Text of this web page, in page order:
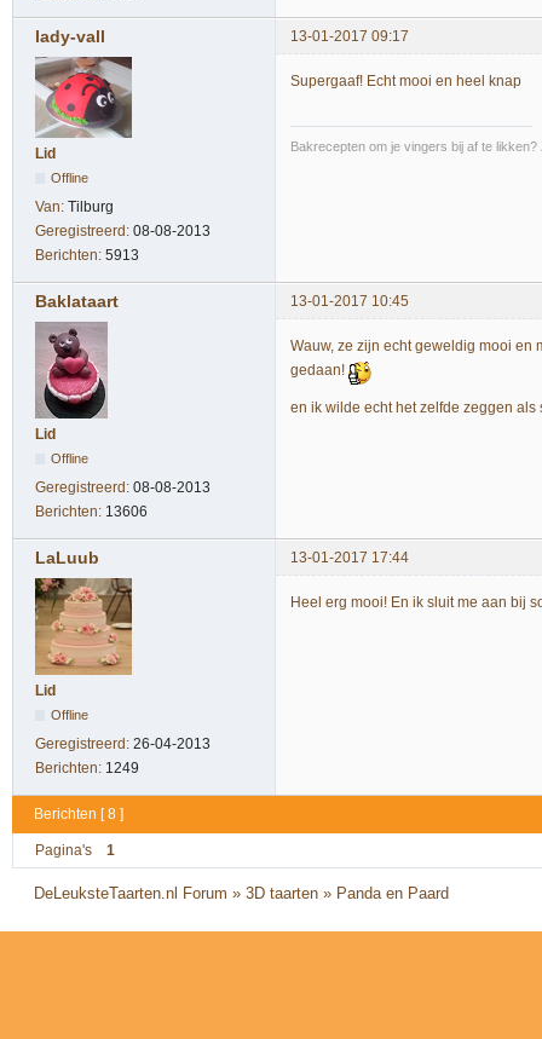
lady-vall 13-01-2017 09:17
Lid
Offline
Van: Tilburg
Geregistreerd: 08-08-2013
Berichten: 5913
Supergaaf! Echt mooi en heel knap
Bakrecepten om je vingers bij af te
Baklataart 13-01-2017 10:45
Lid
Offline
Geregistreerd: 08-08-2013
Berichten: 13606
Wauw, ze zijn echt geweldig mooi en
gedaan!
en ik wilde echt het zelfde zeggen
LaLuub 13-01-2017 17:44
Lid
Offline
Geregistreerd: 26-04-2013
Berichten: 1249
Heel erg mooi! En ik sluit me aan bij
Berichten [ 8 ]
Pagina's 1
DeLeuksteTaarten.nl Forum »3D taarten » Panda en Paard